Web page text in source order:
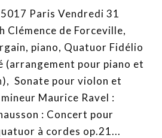
Paris Vendredi 31
Clémence de Forceville,
piano, Quatuor Fidélio
(arrangement pour piano et
Sonate pour violon et
Maurice Ravel :
: Concert pour
à cordes op.21...